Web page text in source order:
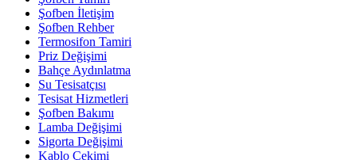
Şofben İletişim
Şofben Rehber
Termosifon Tamiri
Priz Değişimi
Bahçe Aydınlatma
Su Tesisatçısı
Tesisat Hizmetleri
Şofben Bakımı
Lamba Değişimi
Sigorta Değişimi
Kablo Çekimi